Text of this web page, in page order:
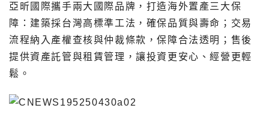
亞昕國際攜手兩大國際品牌，打造海外置產三大保
障：建築採台灣高標準工法，確保品質與壽命；交易
流程納入產權查核與仲裁條款，保障合法透明；售後
提供資產託管與租賃管理，讓投資更安心、經營更輕
鬆。